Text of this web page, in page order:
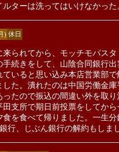
ルターは洗ってはいけなかった
) 休日
来られてから、モッチモパス
手続きをして、山陰合同銀行
ていると思い込み本店営業部
した。潰れたのは中国労働金
ったので振込の間違い外を取
田支所で期日前投票をしてか
食を食べて帰りました。一生
行、じぶん銀行の解約もしま